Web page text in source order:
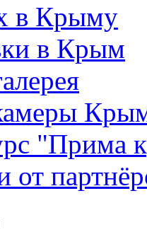
в Крыму
в Крым
"Прима
от